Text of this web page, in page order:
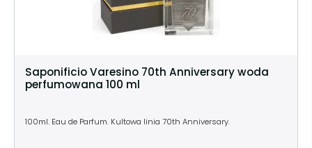
Saponificio Varesino 70th Anniversary woda
perfumowana 100 ml
100ml. Eau de Parfum. Kultowa linia 70th Anniversary.